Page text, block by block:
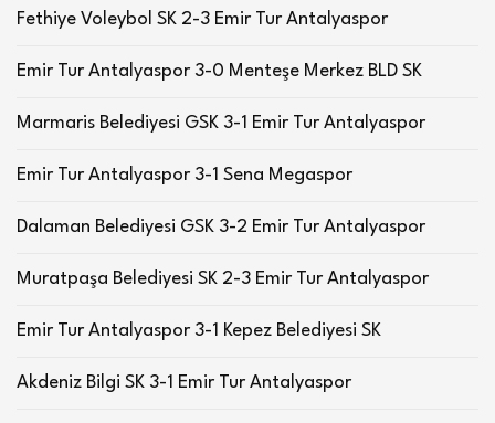
Fethiye Voleybol SK 2-3 Emir Tur Antalyaspor
Emir Tur Antalyaspor 3-0 Menteşe Merkez BLD SK
Marmaris Belediyesi GSK 3-1 Emir Tur Antalyaspor
Emir Tur Antalyaspor 3-1 Sena Megaspor
Dalaman Belediyesi GSK 3-2 Emir Tur Antalyaspor
Muratpaşa Belediyesi SK 2-3 Emir Tur Antalyaspor
Emir Tur Antalyaspor 3-1 Kepez Belediyesi SK
Akdeniz Bilgi SK 3-1 Emir Tur Antalyaspor